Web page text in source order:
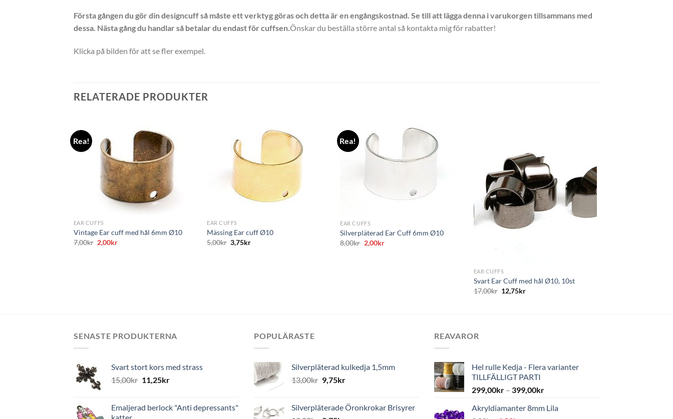
Första gången du gör din designcuff så måste ett verktyg göras och detta är en engångskostnad. Se till att lägga denna i varukorgen tillsammans med
dessa. Nästa gång du handlar så betalar du endast för cuffsen.Önskar du beställa större antal så kontakta mig för rabatter!
Klicka på bilden för att se fler exempel.
RELATERADE PRODUKTER
Rea!
EAR CUFFS
Vintage Ear cuff med hål 6mm Ø10
7,00kr Det
ursprungliga
2,00krDet
EAR CUFFS
Mässing Ear cuff Ø10
5,00kr 3,75kr
Rea!
EAR CUFFS
Silverpläterad Ear Cuff 6mm Ø10
8,00kr Det
ursprungliga
2,00krDet
EAR CUFFS
Svart Ear Cuff med hål Ø10, 10st
17,00kr 12,75kr
SENASTE PRODUKTERNA
Svart stort kors med strass
15,00kr 11,25kr
Emaljerad berlock "Anti depressants"
POPULÄRASTE
Silverpläterad kulkedja 1,5mm
13,00kr 9,75kr
Silverpläterade Öronkrokar Brisyrer
REAVAROR
Hel rulle Kedja - Flera varianter
TILLFÄLLIGT PARTI
299,00kr – 399,00kr
Akryldiamanter 8mm Lila